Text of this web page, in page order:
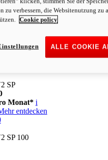
entdecken
Monat* i
Mehr entdecken
SP
Monat* i
entdecken
SP 100
zu verbessern, die Websitenutzung zu
Cookie policy
ALLE COOKIE